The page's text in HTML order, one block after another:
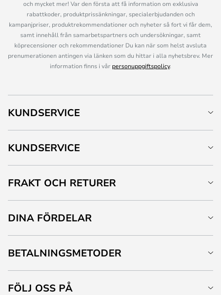
och mycket mer! Var den första att få information om exklusiva
rabattkoder, produktprissänkningar, specialerbjudanden och
kampanjpriser, produktrekommendationer och nyheter så fort vi får dem,
samt innehåll från samarbetspartners och undersökningar, samt
köprecensioner och rekommendationer Du kan när som helst avsluta
prenumerationen antingen via länken som du hittar i alla nyhetsbrev. Mer
information finns i vår personuppgiftspolicy.
KUNDSERVICE
KUNDSERVICE
FRAKT OCH RETURER
DINA FÖRDELAR
BETALNINGSMETODER
FÖLJ OSS PÅ